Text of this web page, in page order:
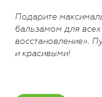
Подарите
бальзамом для
восстановление».
и красивыми!